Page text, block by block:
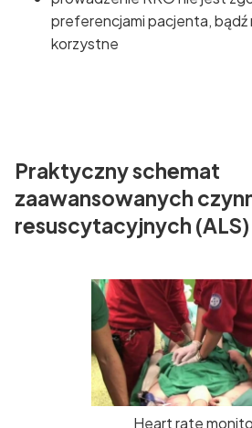
preferencjami pacjenta, bądź
korzystne
Praktyczny schemat
zaawansowanych
resuscytacyjnych (ALS)
Heart rate